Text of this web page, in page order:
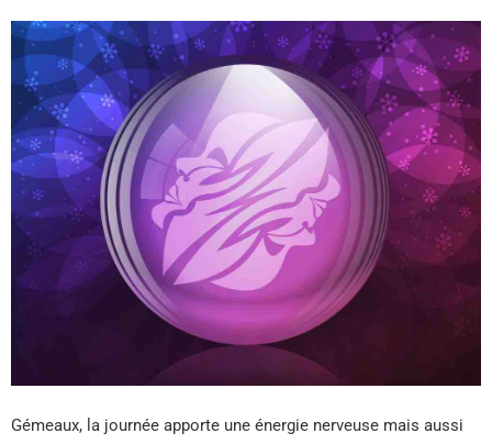
Gémeaux, la journée apporte une énergie nerveuse mais aussi